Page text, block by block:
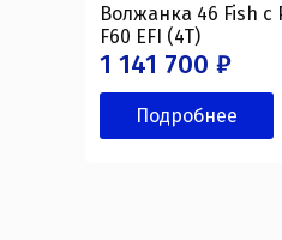
Волжанка 46 Fish с
F60 EFI (4T)
1 141 700 ₽
Подробнее